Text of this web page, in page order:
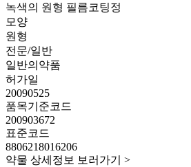
녹색의 원형 필름코팅정
모양
원형
전문/일반
일반의약품
허가일
20090525
품목기준코드
200903672
표준코드
8806218016206
약물 상세정보 보러가기 >